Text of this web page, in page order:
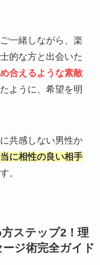
一緒しながら、楽
的な方と出会いた
合えるような素敵
ように、希望を明
共感しない男性か
に相性の良い相手
。
ステップ2！理
ジ術完全ガイド